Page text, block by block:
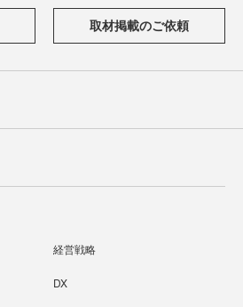
取材掲載のご依頼
経営戦略
DX